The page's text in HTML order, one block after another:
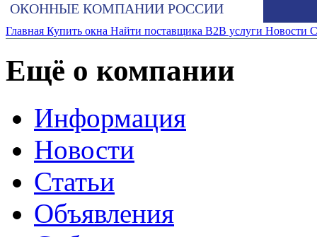
ОКОННЫЕ КОМПАНИИ РОССИИ
Главная Купить окна Найти поставщика B2B услуги Новости
Ещё о компании
Информация
Новости
Статьи
Объявления